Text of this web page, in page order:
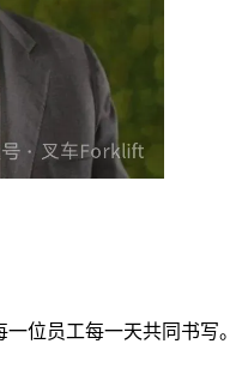
位员工每一天共同书写。